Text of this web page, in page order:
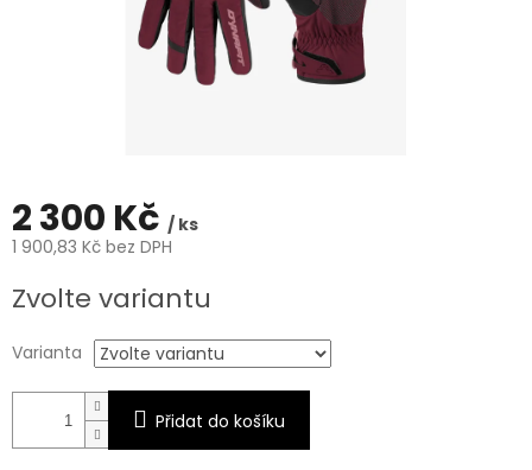
2 300 Kč / ks
1 900,83 Kč bez DPH
cena:
Zvolte variantu
Varianta
Přidat do košíku